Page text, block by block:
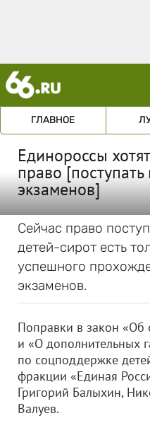
ГЛАВНОЕ
Единороссы
право
экзаменов]
Сейчас право
детей-сирот есть
успешного
экзаменов.
Поправки в закон «Об
и «О дополнительных
по соцподдержке
фракции «Единая
Григорий Балыхин,
Валуев.